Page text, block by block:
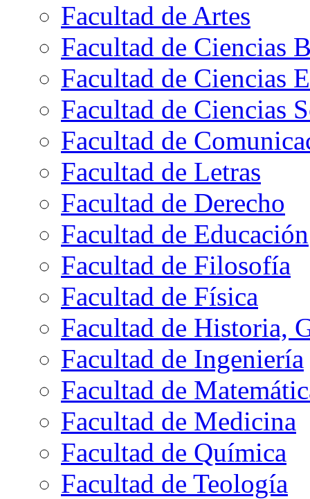
Facultad de Artes
Facultad de Ciencias
Facultad de Ciencias
Facultad de Ciencias
Facultad de
Facultad de Letras
Facultad de Derecho
Facultad de Educación
Facultad de Filosofía
Facultad de Física
Facultad de Historia,
Facultad de Ingeniería
Facultad de
Facultad de Medicina
Facultad de Química
Facultad de Teología